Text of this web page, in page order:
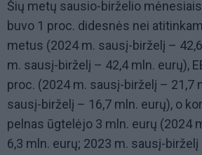
Šių metų sausio-birželio
buvo 1 proc. didesnės nei
metus (2024 m. sausį-birželį –
m. sausį-birželį – 42,4 mln. eurų),
proc. (2024 m. sausį-birželį – 21,7
sausį-birželį – 16,7 mln. eurų), o
pelnas ūgtelėjo 3 mln. eurų (2024
6,3 mln. eurų; 2023 m. sausį-